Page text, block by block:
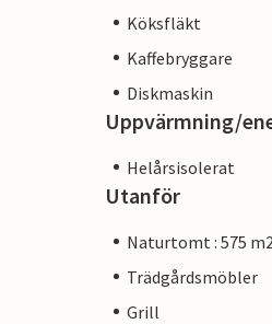
Köksfläkt
Kaffebryggare
Diskmaskin
Uppvärmning/
Helårsisolerat
Utanför
Naturtomt : 575 m2
Trädgårdsmöbler
Grill